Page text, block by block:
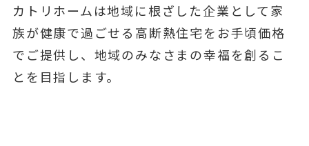
カトリホームは地域に根ざした企業として家
族が健康で過ごせる高断熱住宅をお手頃価格
でご提供し、地域のみなさまの幸福を創るこ
とを目指します。